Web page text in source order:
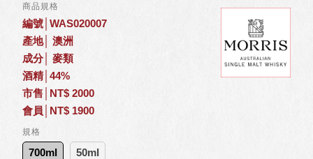
商品規格
編號│WAS020007
產地│ 澳洲
成分│ 麥類
酒精│44%
市售│NT$ 2000
會員│NT$ 1900
規格
700ml 50ml